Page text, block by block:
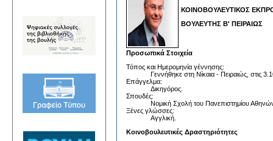
ΚΟΙΝΟΒΟΥΛΕΥΤΙΚΟΣ
ΒΟΥΛΕΥΤΗΣ Β' ΠΕΙΡΑΙΩΣ
Προσωπικά Στοιχεία
Τόπος και Ημερομηνία γέννησης:
Γεννήθηκε στη Νίκαια - Πειραιώς, στις
Επάγγελμα:
Δικηγόρος.
Σπουδές:
Νομική Σχολή του Πανεπιστημίου
Ξένες γλώσσες:
Αγγλική.
Κοινοβουλευτικές Δραστηριότητες